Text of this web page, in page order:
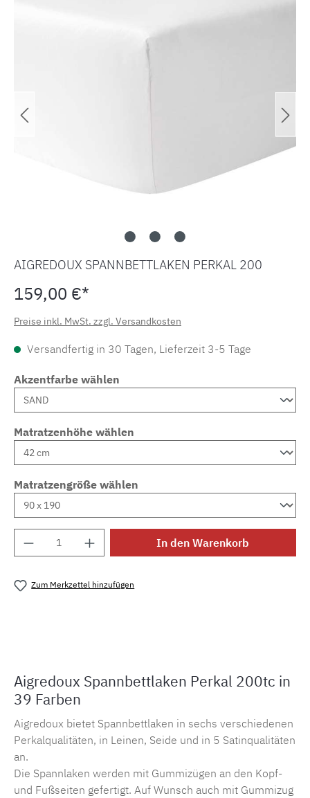
AIGREDOUX SPANNBETTLAKEN PERKAL 200
159,00 €*
Preise inkl. MwSt. zzgl. Versandkosten
Versandfertig in 30 Tagen, Lieferzeit 3-5 Tage
Akzentfarbe wählen
Matratzenhöhe wählen
Matratzengröße wählen
Produkt Anzahl: Gib den gewünschten
In den Warenkorb
Zum Merkzettel hinzufügen
Aigredoux Spannbettlaken Perkal 200tc in
39 Farben
Aigredoux bietet Spannbettlaken in sechs verschiedenen
Perkalqualitäten, in Leinen, Seide und in 5 Satinqualitäten
an.
Die Spannlaken werden mit Gummizügen an den Kopf-
und Fußseiten gefertigt. Auf Wunsch auch mit Gummizug